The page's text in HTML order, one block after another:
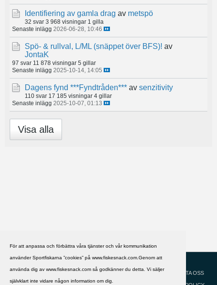
För att anpassa och förbättra våra tjänster och vår kommunikation
använder Sportfiskarna ”cookies” på www.fiskesnack.com.Genom att
använda dig av www.fiskesnack.com så godkänner du detta. Vi säljer
självklart inte vidare någon information om dig.
Identifiering av gamla drag av metspö
32 svar 3 968 visningar 1 gilla
Senaste inlägg 2026-06-28, 10:46
Spö- & rullval, L/ML (snäppet över BFS)! av
JontaK
97 svar 11 878 visningar 5 gillar
Senaste inlägg 2025-10-14, 14:05
Dagens fynd ***Fyndtråden*** av senzitivity
110 svar 17 185 visningar 4 gillar
Senaste inlägg 2025-10-07, 01:13
Visa alla
HJÄLP
KONTAKTA OSS